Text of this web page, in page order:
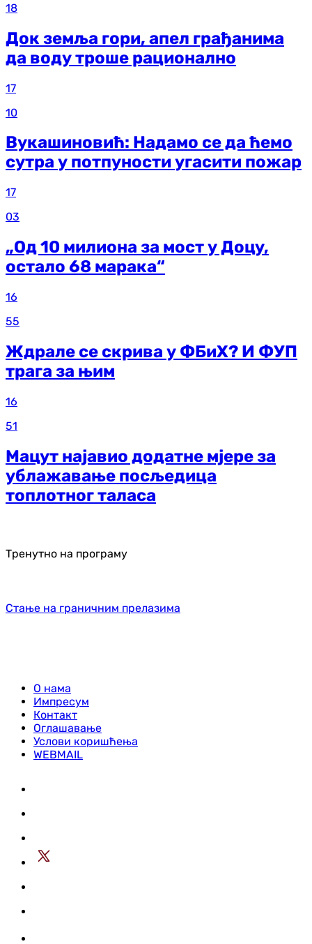
18
Док земља гори, апел грађанима
да воду троше рационално
17
10
Вукашиновић: Надамо се да ћемо
сутра у потпуности угасити пожар
17
03
„Од 10 милиона за мост у Доцу,
остало 68 марака“
16
55
Ждрале се скрива у ФБиХ? И ФУП
трага за њим
16
51
Мацут најавио додатне мјере за
ублажавање посљедица
топлотног таласа
Тренутно на програму
Стање на граничним прелазима
О нама
Импресум
Контакт
Оглашавање
Услови коришћења
WEBMAIL